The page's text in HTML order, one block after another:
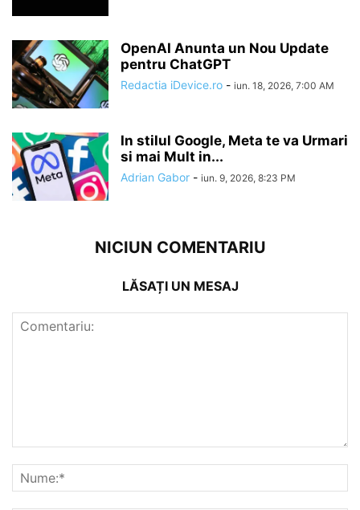
OpenAI Anunta un Nou Update
pentru ChatGPT
Redactia iDevice.ro - iun. 18, 2026, 7:00 AM
In stilul Google, Meta te va Urmari
si mai Mult in...
Adrian Gabor - iun. 9, 2026, 8:23 PM
NICIUN COMENTARIU
LĂSAȚI UN MESAJ